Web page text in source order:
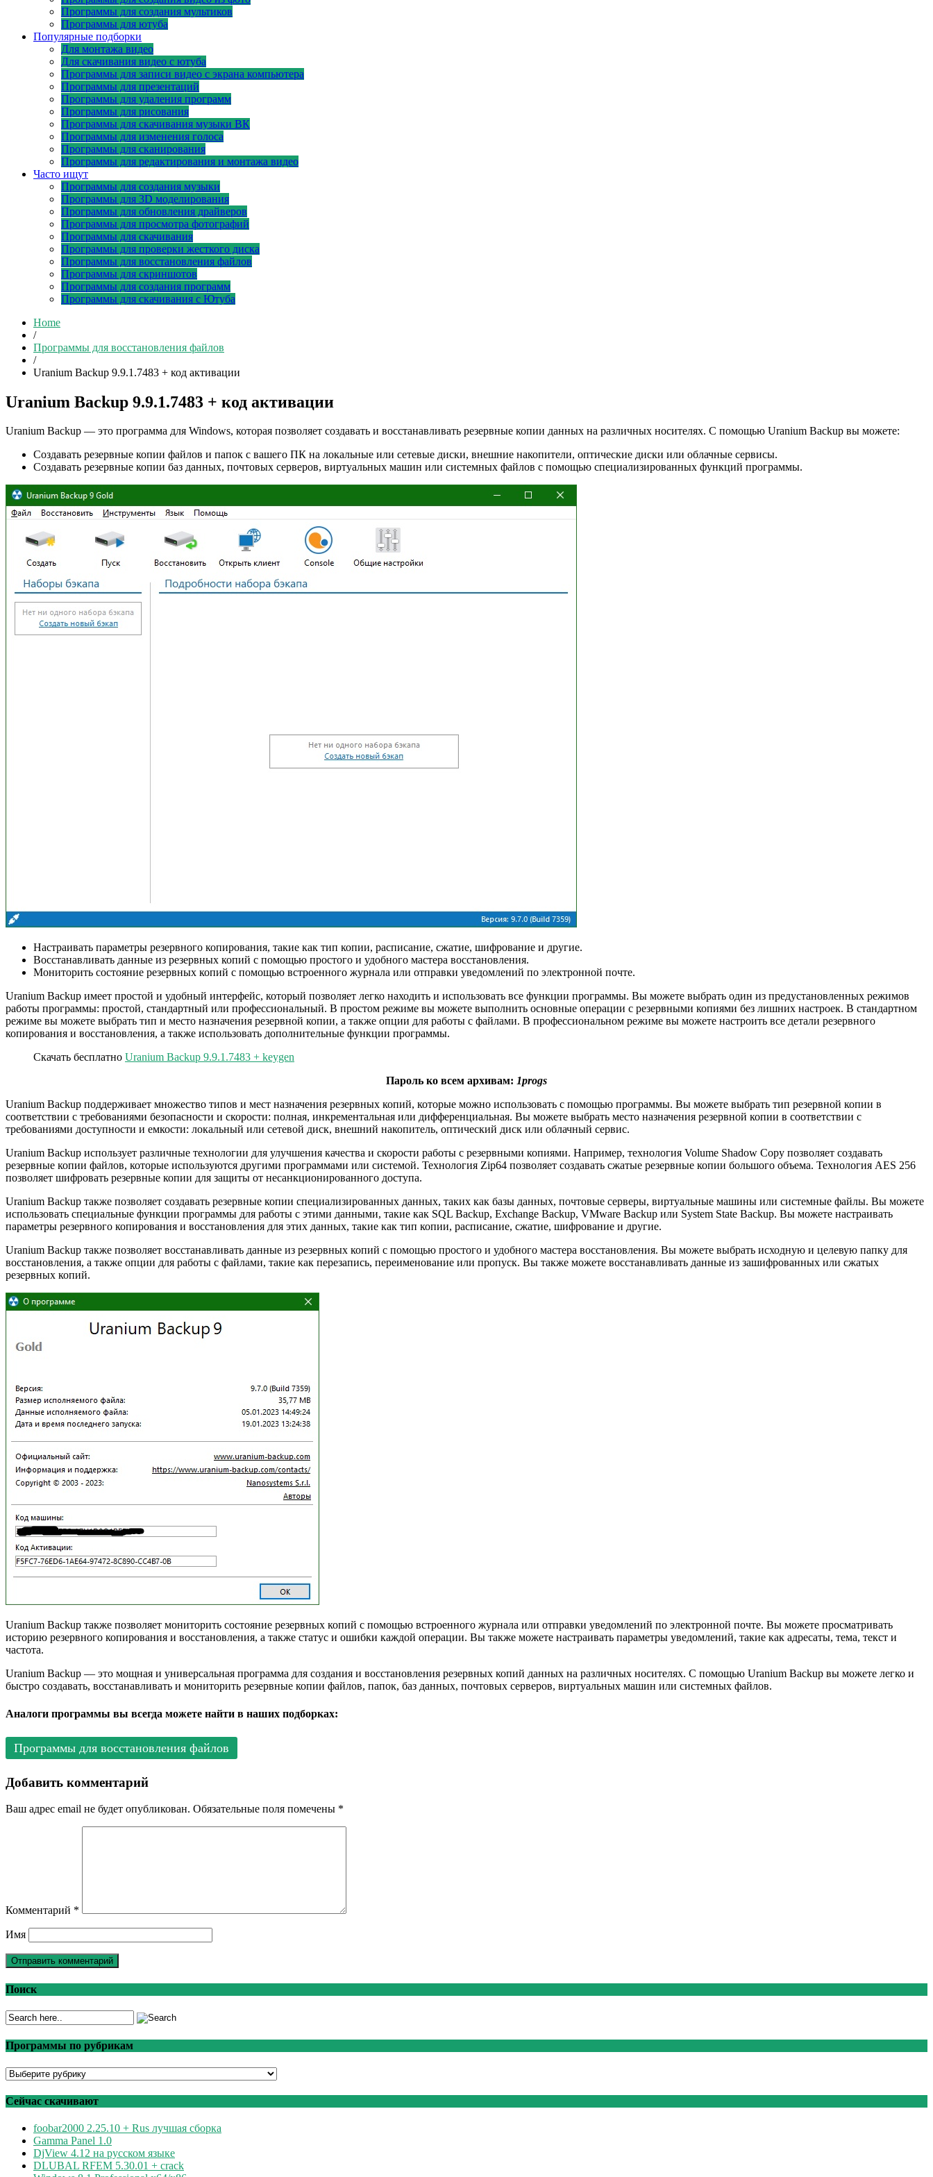
Программы для создания мультиков
Программы для ютуба
Популярные подборки
Для монтажа видео
Для скачивания видео с ютуба
Программы для записи видео с экрана компьютера
Программы для презентаций
Программы для удаления программ
Программы для рисования
Программы для скачивания музыки ВК
Программы для изменения голоса
Программы для сканирования
Программы для редактирования и монтажа видео
Часто ищут
Программы для создания музыки
Программы для 3D моделирования
Программы для обновления драйверов
Программы для просмотра фотографий
Программы для скачивания
Программы для проверки жесткого диска
Программы для восстановления файлов
Программы для скриншотов
Программы для создания программ
Программы для скачивания с Ютуба
Home
/
Программы для восстановления файлов
/
Uranium Backup 9.9.1.7483 + код активации
Uranium Backup 9.9.1.7483 + код активации
Uranium Backup — это программа для Windows, которая позволяет создавать и восстанавливать резервные копии данных на различных носителях. С помощью Uranium Backup вы можете:
Создавать резервные копии файлов и папок с вашего ПК на локальные или сетевые диски, внешние накопители, оптические диски или облачные сервисы.
Создавать резервные копии баз данных, почтовых серверов, виртуальных машин или системных файлов с помощью специализированных функций программы.
Настраивать параметры резервного копирования, такие как тип копии, расписание, сжатие, шифрование и другие.
Восстанавливать данные из резервных копий с помощью простого и удобного мастера восстановления.
Мониторить состояние резервных копий с помощью встроенного журнала или отправки уведомлений по электронной почте.
Uranium Backup имеет простой и удобный интерфейс, который позволяет легко находить и использовать все функции программы. Вы можете выбрать один из предустановленных режимов
работы программы: простой, стандартный или профессиональный. В простом режиме вы можете выполнить основные операции с резервными копиями без лишних настроек. В стандартном
режиме вы можете выбрать тип и место назначения резервной копии, а также опции для работы с файлами. В профессиональном режиме вы можете настроить все детали резервного
копирования и восстановления, а также использовать дополнительные функции программы.
Скачать бесплатно Uranium Backup 9.9.1.7483 + keygen
Пароль ко всем архивам: 1progs
Uranium Backup поддерживает множество типов и мест назначения резервных копий, которые можно использовать с помощью программы. Вы можете выбрать тип резервной копии в
соответствии с требованиями безопасности и скорости: полная, инкрементальная или дифференциальная. Вы можете выбрать место назначения резервной копии в соответствии с
требованиями доступности и емкости: локальный или сетевой диск, внешний накопитель, оптический диск или облачный сервис.
Uranium Backup использует различные технологии для улучшения качества и скорости работы с резервными копиями. Например, технология Volume Shadow Copy позволяет создавать
резервные копии файлов, которые используются другими программами или системой. Технология Zip64 позволяет создавать сжатые резервные копии большого объема. Технология AES 256
позволяет шифровать резервные копии для защиты от несанкционированного доступа.
Uranium Backup также позволяет создавать резервные копии специализированных данных, таких как базы данных, почтовые серверы, виртуальные машины или системные файлы. Вы можете
использовать специальные функции программы для работы с этими данными, такие как SQL Backup, Exchange Backup, VMware Backup или System State Backup. Вы можете настраивать
параметры резервного копирования и восстановления для этих данных, такие как тип копии, расписание, сжатие, шифрование и другие.
Uranium Backup также позволяет восстанавливать данные из резервных копий с помощью простого и удобного мастера восстановления. Вы можете выбрать исходную и целевую папку для
восстановления, а также опции для работы с файлами, такие как перезапись, переименование или пропуск. Вы также можете восстанавливать данные из зашифрованных или сжатых
резервных копий.
Uranium Backup также позволяет мониторить состояние резервных копий с помощью встроенного журнала или отправки уведомлений по электронной почте. Вы можете просматривать
историю резервного копирования и восстановления, а также статус и ошибки каждой операции. Вы также можете настраивать параметры уведомлений, такие как адресаты, тема, текст и
частота.
Uranium Backup — это мощная и универсальная программа для создания и восстановления резервных копий данных на различных носителях. С помощью Uranium Backup вы можете легко и
быстро создавать, восстанавливать и мониторить резервные копии файлов, папок, баз данных, почтовых серверов, виртуальных машин или системных файлов.
Аналоги программы вы всегда можете найти в наших подборках:
Программы для восстановления файлов
Добавить комментарий
Ваш адрес email не будет опубликован. Обязательные поля помечены *
Комментарий *
Имя
Поиск
Программы по рубрикам
Программы
рубрикам
Сейчас скачивают
foobar2000 2.25.10 + Rus лучшая сборка
Gamma Panel 1.0
DjView 4.12 на русском языке
DLUBAL RFEM 5.30.01 + crack